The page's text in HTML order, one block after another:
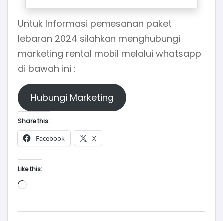
Untuk Informasi pemesanan paket
lebaran 2024 silahkan menghubungi
marketing rental mobil melalui whatsapp
di bawah ini :
Hubungi Marketing
Share this:
Facebook X
Like this:
Loading…